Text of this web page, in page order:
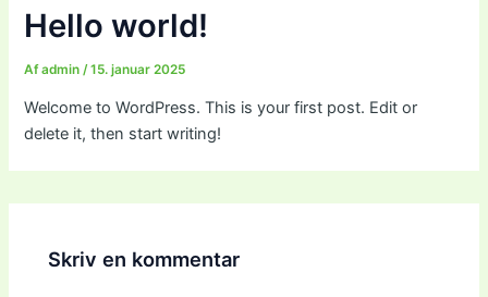
Hello world!
Afadmin/15. januar 2025
Welcome to WordPress. This is your first post. Edit or
delete it, then start writing!
Skriv en kommentar